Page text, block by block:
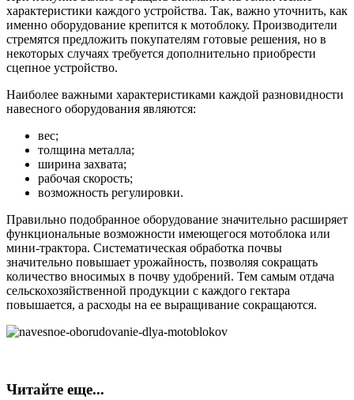
характеристики каждого устройства. Так, важно уточнить, как
именно оборудование крепится к мотоблоку. Производители
стремятся предложить покупателям готовые решения, но в
некоторых случаях требуется дополнительно приобрести
сцепное устройство.
Наиболее важными характеристиками каждой разновидности
навесного оборудования являются:
вес;
толщина металла;
ширина захвата;
рабочая скорость;
возможность регулировки.
Правильно подобранное оборудование значительно расширяет
функциональные возможности имеющегося мотоблока или
мини-трактора. Систематическая обработка почвы
значительно повышает урожайность, позволяя сокращать
количество вносимых в почву удобрений. Тем самым отдача
сельскохозяйственной продукции с каждого гектара
повышается, а расходы на ее выращивание сокращаются.
Читайте еще...